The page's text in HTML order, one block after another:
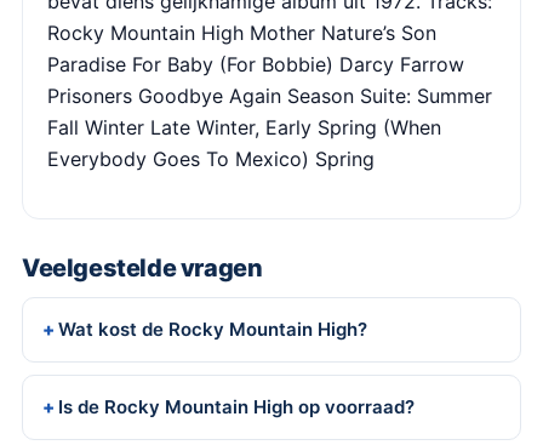
Rocky Mountain High Mother Nature’s Son
Paradise For Baby (For Bobbie) Darcy Farrow
Prisoners Goodbye Again Season Suite: Summer
Fall Winter Late Winter, Early Spring (When
Everybody Goes To Mexico) Spring
Veelgestelde vragen
Wat kost de Rocky Mountain High?
Is de Rocky Mountain High op voorraad?